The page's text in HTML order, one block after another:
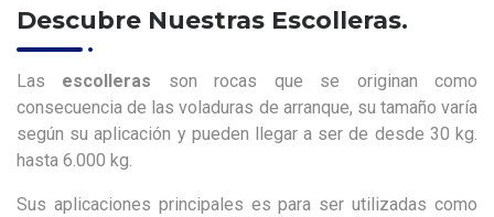
Descubre Nuestras Escolleras.
Las escolleras son rocas que se originan como
consecuencia de las voladuras de arranque, su tamaño varía
según su aplicación y pueden llegar a ser de desde 30 kg.
hasta 6.000 kg.
Sus aplicaciones principales es para ser utilizadas como